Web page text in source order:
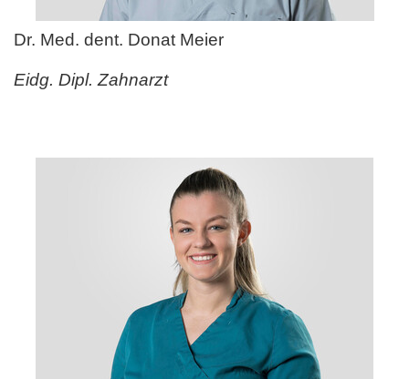
Dr. Med. dent. Donat Meier
Eidg. Dipl. Zahnarzt